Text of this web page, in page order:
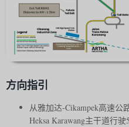
方向指引
从雅加达-Cikampek高速公
Heksa Karawang主干道行驶